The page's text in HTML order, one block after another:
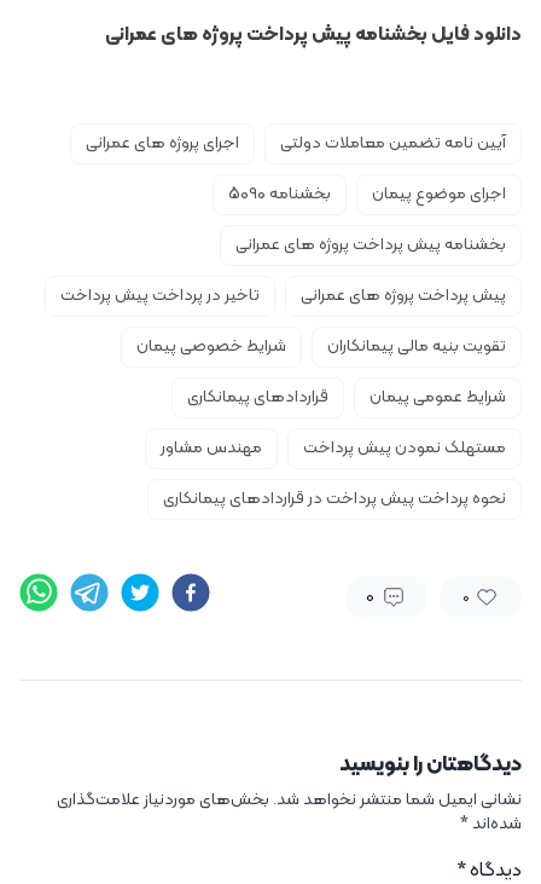
دانلود فایل بخشنامه پیش پرداخت پروژه های عمرانی
آیین نامه تضمین معاملات دولتی
اجرای پروژه های عمرانی
اجرای موضوع پیمان
بخشنامه 5090
بخشنامه پیش پرداخت پروژه های عمرانی
پیش پرداخت پروژه های عمرانی
تاخیر در پرداخت پیش پرداخت
تقویت بنیه مالی پیمانکاران
شرایط خصوصی پیمان
شرایط عمومی پیمان
قراردادهای پیمانکاری
مستهلک نمودن پیش پرداخت
مهندس مشاور
نحوه پرداخت پیش پرداخت در قراردادهای پیمانکاری
0
0
دیدگاهتان را بنویسید
نشانی ایمیل شما منتشر نخواهد شد. بخش‌های موردنیاز علامت‌گذاری
شده‌اند*
دیدگاه*